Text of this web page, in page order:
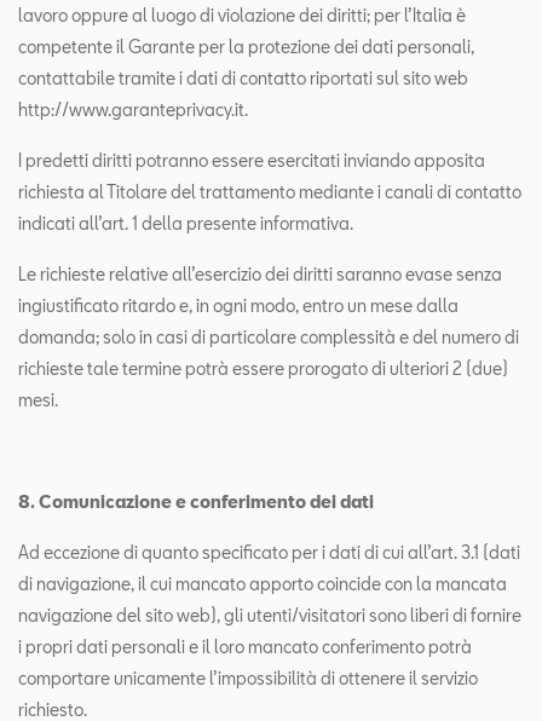
lavoro oppure al luogo di violazione dei diritti; per l’Italia è
competente il Garante per la protezione dei dati personali,
contattabile tramite i dati di contatto riportati sul sito web
http://www.garanteprivacy.it.
I predetti diritti potranno essere esercitati inviando apposita
richiesta al Titolare del trattamento mediante i canali di contatto
indicati all’art. 1 della presente informativa.
Le richieste relative all’esercizio dei diritti saranno evase senza
ingiustificato ritardo e, in ogni modo, entro un mese dalla
domanda; solo in casi di particolare complessità e del numero di
richieste tale termine potrà essere prorogato di ulteriori 2 (due)
mesi.
8. Comunicazione e conferimento dei dati
Ad eccezione di quanto specificato per i dati di cui all’art. 3.1 (dati
di navigazione, il cui mancato apporto coincide con la mancata
navigazione del sito web), gli utenti/visitatori sono liberi di fornire
i propri dati personali e il loro mancato conferimento potrà
comportare unicamente l’impossibilità di ottenere il servizio
richiesto.